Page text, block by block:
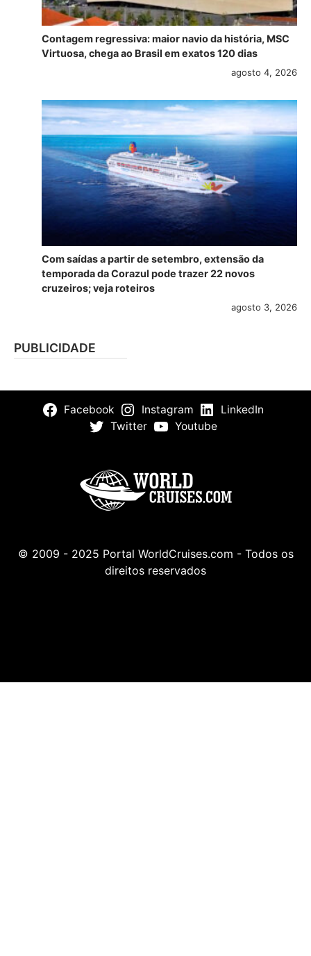
Contagem regressiva: maior navio da história, MSC
Virtuosa, chega ao Brasil em exatos 120 dias
agosto 4, 2026
Com saídas a partir de setembro, extensão da
temporada da Corazul pode trazer 22 novos
cruzeiros; veja roteiros
agosto 3, 2026
PUBLICIDADE
Facebook Instagram
LinkedIn
Twitter
Youtube
© 2009 - 2025 Portal WorldCruises.com - Todos os
direitos reservados